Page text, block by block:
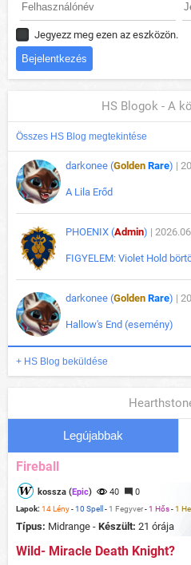
Jegyezz meg ezen az eszközön.
HS Blogok - A
Összes HS Blog megtekintése
darkonee (Golden Rare) |
A Lila Erőd
PHOENIX (Admin) |
FIGYELEM: Violet Hold
darkonee (Golden Rare) |
Hallow's End (esemény)
+ HS Blog beküldése
Legújabbak
Fireball
kossza (Epic) 40 0
Lapok: 14 Lény-10 Spell - 1 Fegyver-1 Hős-1
Típus: Midrange - Készült: 21 órája
Wild- Miracle Death Knight?